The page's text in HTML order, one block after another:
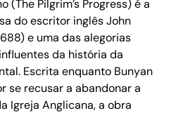
(The Pilgrim’s Progress) é a
do escritor inglês John
e uma das alegorias
da história da
Escrita enquanto Bunyan
se recusar a abandonar a
Igreja Anglicana, a obra